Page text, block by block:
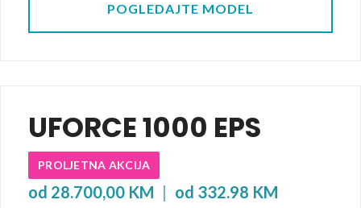
POGLEDAJTE MODEL
UFORCE 1000 EPS
PROLJETNA AKCIJA
od 28.700,00 KM | od 332.98 KM